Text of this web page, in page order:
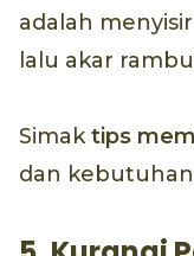
adalah
lalu akar
Simaktips
dan